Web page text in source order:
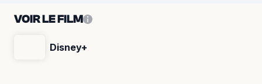
VOIR LE FILM
Disney+